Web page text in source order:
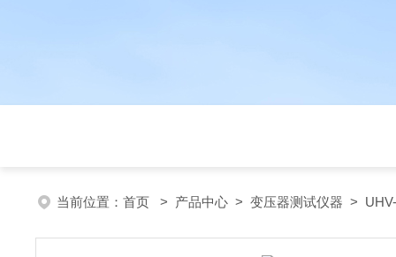
当前位置： 首页 > 产品中心 > 变压器测试仪器 >